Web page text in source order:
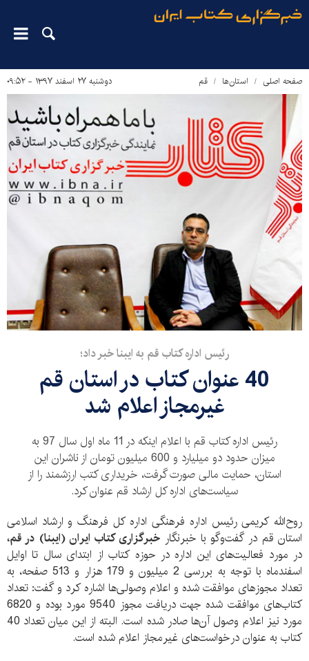
صفحه اصلی استان‌ها قم دوشنبه ۲۷ اسفند ۱۳۹۷ - ۰۹:۵۲
رئیس اداره کتاب قم به ایبنا خبر داد؛
40 عنوان کتاب در استان قم
غیرمجاز اعلام شد
رئیس اداره کتاب قم با اعلام اینکه در 11 ماه اول سال 97 به
میزان حدود دو میلیارد و 600 میلیون تومان از ناشران این
استان، حمایت مالی صورت گرفت، خریداری کتب ارزشمند را از
سیاست‌های اداره کل ارشاد قم عنوان کرد.
روح‌الله کریمی رئیس اداره فرهنگی اداره کل فرهنگ و ارشاد اسلامی
استان قم در گفت‌وگو با خبرنگار خبرگزاری کتاب ایران (ایبنا) در قم،
در مورد فعالیت‌های این اداره در حوزه کتاب از ابتدای سال تا اوایل
اسفندماه با توجه به بررسی 2 میلیون و 179 هزار و 513 صفحه، به
تعداد مجوزهای موافقت شده و اعلام وصولی‌ها اشاره کرد و گفت: تعداد
کتاب‌های موافقت شده جهت دریافت مجوز 9540 مورد بوده و 6820
مورد نیز اعلام وصول آن‌ها صادر شده است. البته از این میان تعداد 40
کتاب به عنوان درخواست‌های غیرمجاز اعلام شده است.